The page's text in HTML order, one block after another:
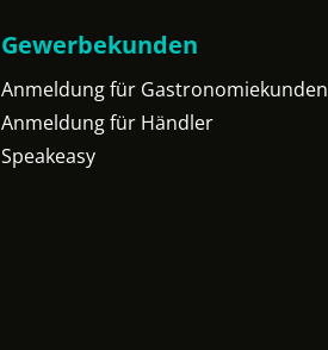
Gewerbekunden
Anmeldung für Gastronomiekunden
Anmeldung für Händler
Speakeasy